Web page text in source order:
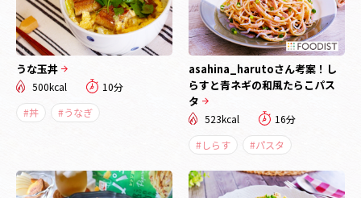
うな玉丼
500kcal
10分
#丼
#うなぎ
asahina_harutoさん考案！し
らすと青ネギの和風たらこパス
タ
523kcal
16分
#しらす
#パスタ